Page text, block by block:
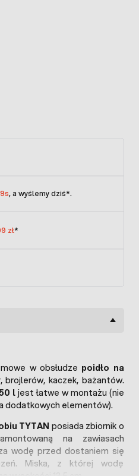
, a wyślemy dziś*.
zł*
w obsłudze poidło na
brojlerów, kaczek, bażantów.
ljest łatwe w montażu (nie
dodatkowych elementów).
TYTAN posiada zbiornik o
na zawiasach
wodę przed dostaniem się
Miska, z której wodę